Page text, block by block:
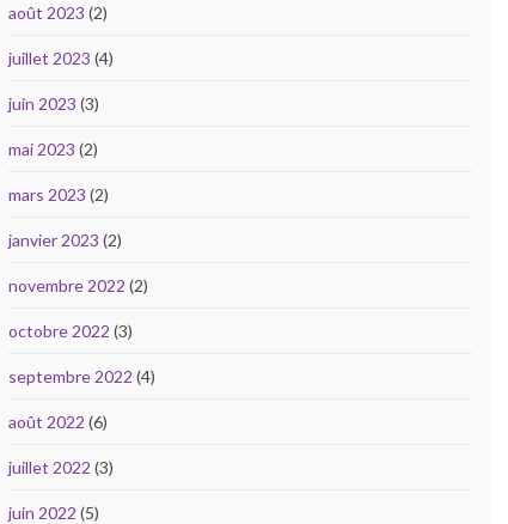
août 2023 (2)
juillet 2023 (4)
juin 2023 (3)
mai 2023 (2)
mars 2023 (2)
janvier 2023 (2)
novembre 2022 (2)
octobre 2022 (3)
septembre 2022 (4)
août 2022 (6)
juillet 2022 (3)
juin 2022 (5)